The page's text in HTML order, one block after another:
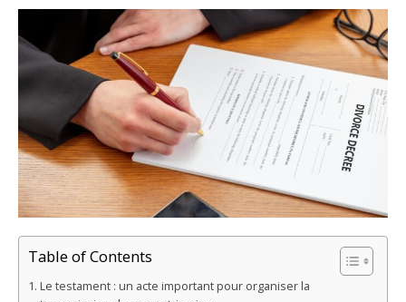
Table of Contents
Le testament : un acte important pour organiser la